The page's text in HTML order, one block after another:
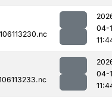
04-
04-